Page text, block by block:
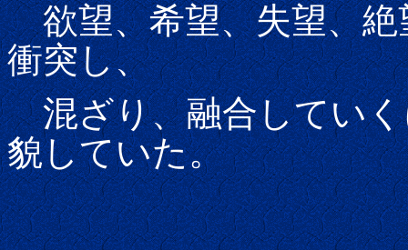
欲望、希望、失望、絶
衝突し、
混ざり、融合していく
貌していた。